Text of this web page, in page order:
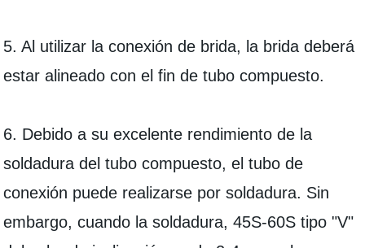
5. Al utilizar la conexión de brida, la brida deberá
estar alineado con el fin de tubo compuesto.
6. Debido a su excelente rendimiento de la
soldadura del tubo compuesto, el tubo de
conexión puede realizarse por soldadura. Sin
embargo, cuando la soldadura, 45S-60S tipo "V"